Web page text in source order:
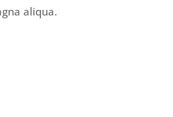
aliqua.